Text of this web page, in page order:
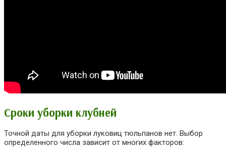
Сроки уборки клубней
Точной даты для уборки луковиц тюльпанов нет. Выбор
определенного числа зависит от многих факторов: